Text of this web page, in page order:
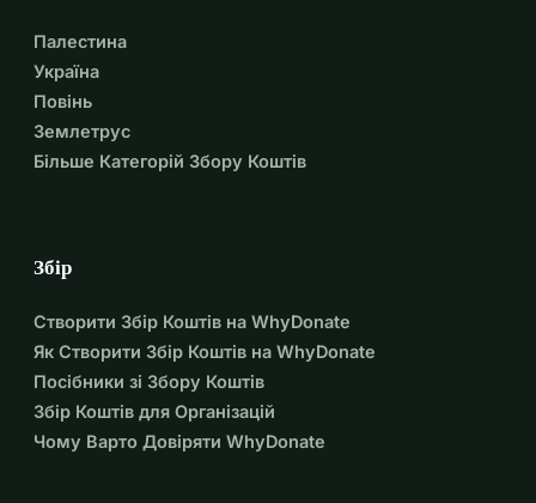
Палестина
Україна
Повінь
Землетрус
Більше Категорій Збору Коштів
Збір
Створити Збір Коштів на WhyDonate
Як Створити Збір Коштів на WhyDonate
Посібники зі Збору Коштів
Збір Коштів для Організацій
Чому Варто Довіряти WhyDonate